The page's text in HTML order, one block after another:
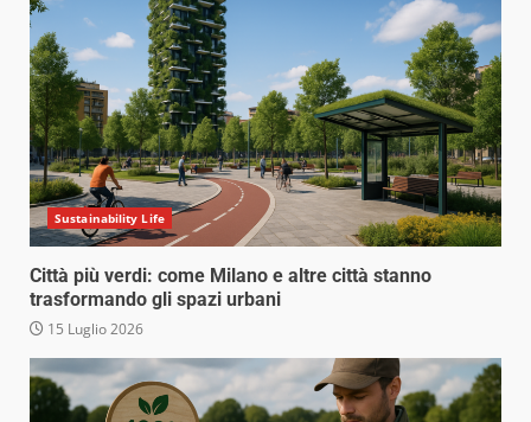
Sustainability Life
Città più verdi: come Milano e altre città stanno
trasformando gli spazi urbani
15 Luglio 2026